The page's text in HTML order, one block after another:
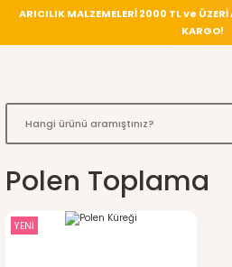
ARICILIK MALZEMELERİ 2000 TL ve ÜZERİ
KARGO!
Polen Toplama
YENİ